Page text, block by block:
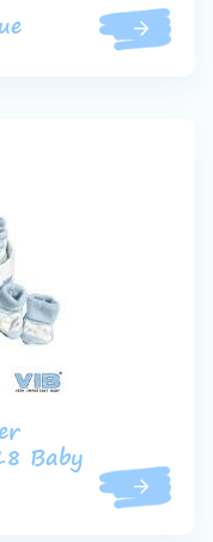
Baby